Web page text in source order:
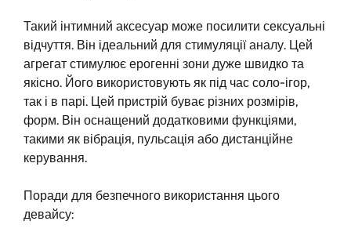
Такий інтимний аксесуар може посилити сексуальні
відчуття. Він ідеальний для стимуляції аналу. Цей
агрегат стимулює ерогенні зони дуже швидко та
якісно. Його використовують як під час соло-ігор,
так і в парі. Цей пристрій буває різних розмірів,
форм. Він оснащений додатковими функціями,
такими як вібрація, пульсація або дистанційне
керування.
Поради для безпечного використання цього
девайсу: